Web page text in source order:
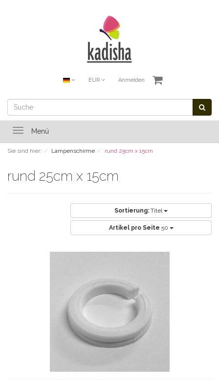
EUR Anmelden
ToggleMenü
Sie sind hier: Lampenschirme rund 25cm x 15cm
rund 25cm x 15cm
Sortierung: Titel
Artikel pro Seite 50